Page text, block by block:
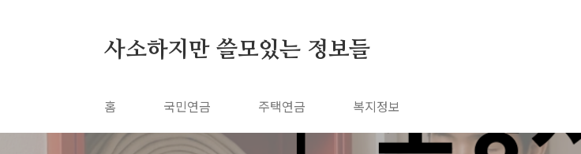
사소하지만 쓸모있는 정보들
홈 국민연금 주택연금 복지정보